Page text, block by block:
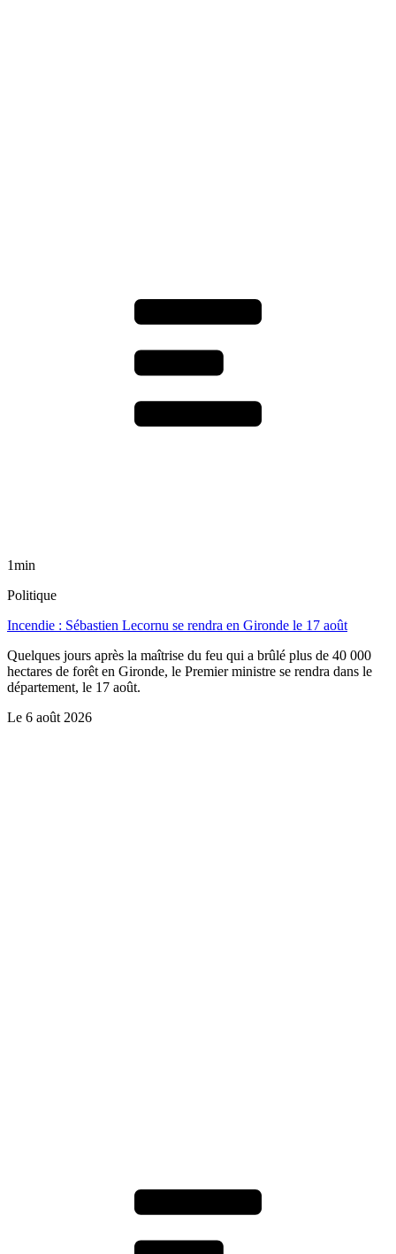
1min
Politique
Incendie : Sébastien Lecornu se rendra en Gironde le 17 août
Quelques jours après la maîtrise du feu qui a brûlé plus de 40 000
hectares de forêt en Gironde, le Premier ministre se rendra dans le
département, le 17 août.
Le 6 août 2026